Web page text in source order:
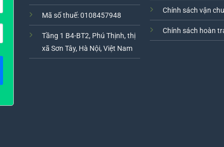
Mã số thuế: 0108457948
Tầng 1 B4-BT2, Phú Thịnh, thị
xã Sơn Tây, Hà Nội, Việt Nam
Chính sách vận
Chính sách hoàn